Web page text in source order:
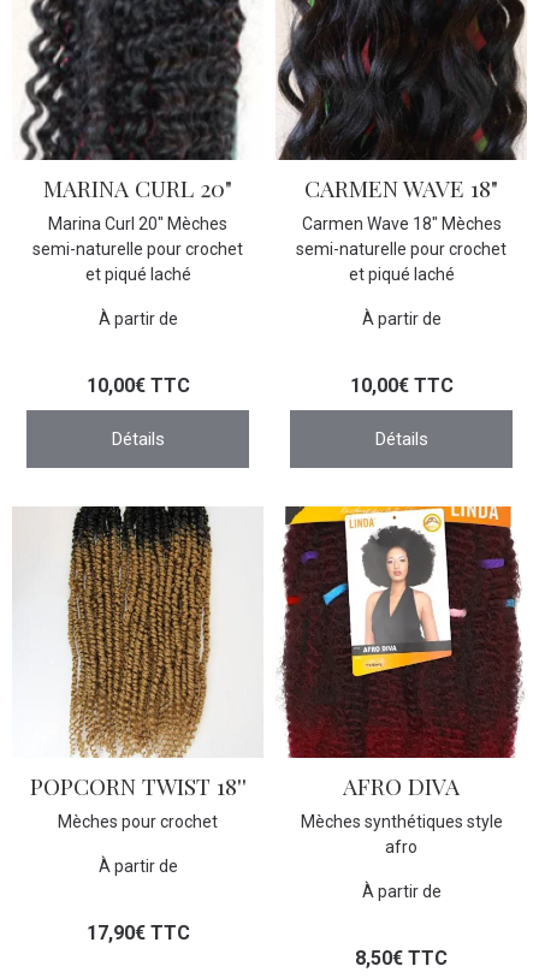
MARINA CURL 20"
Marina Curl 20" Mèches
semi-naturelle pour crochet
et piqué laché
À partir de
10,00€ TTC
Détails
CARMEN WAVE 18"
Carmen Wave 18" Mèches
semi-naturelle pour crochet
et piqué laché
À partir de
10,00€ TTC
Détails
POPCORN TWIST 18''
Mèches pour crochet
À partir de
17,90€ TTC
AFRO DIVA
Mèches synthétiques style
afro
À partir de
8,50€ TTC